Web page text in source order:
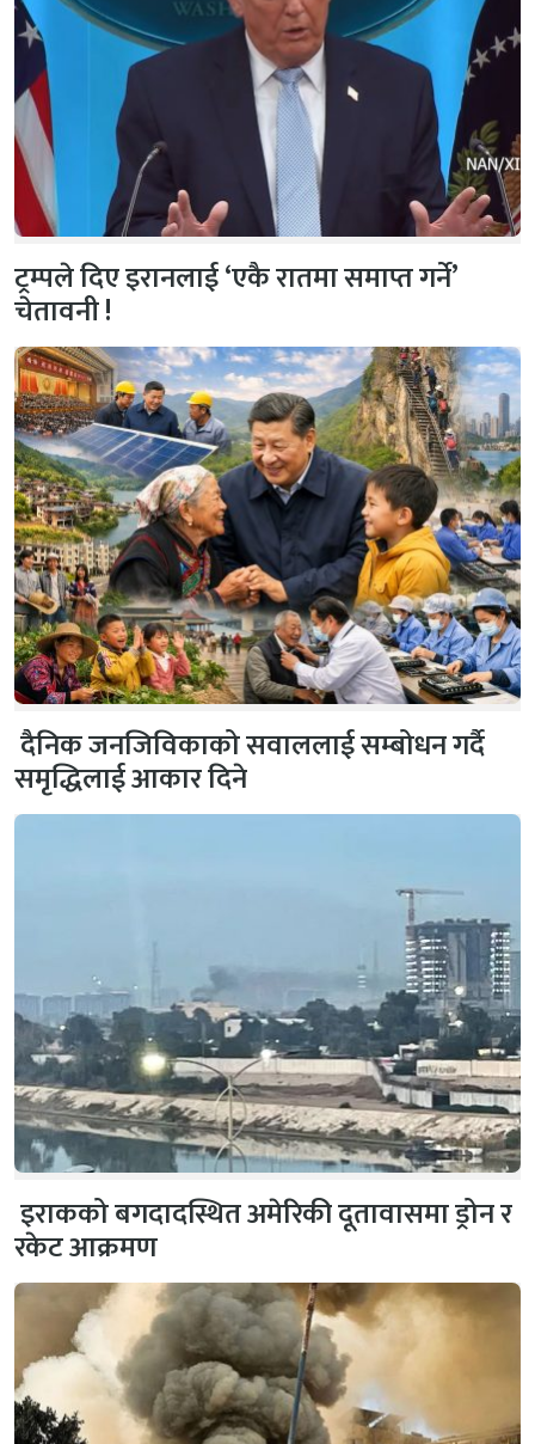
ट्रम्पले दिए इरानलाई ‘एकै रातमा समाप्त गर्ने’
चेतावनी !
दैनिक जनजिविकाको सवाललाई सम्बोधन गर्दै
समृद्धिलाई आकार दिने
इराकको बगदादस्थित अमेरिकी दूतावासमा ड्रोन र
रकेट आक्रमण